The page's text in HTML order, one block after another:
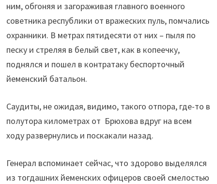
ним, обгоняя и загораживая главного военного
советника республики от вражеских пуль, помчались
охранники. В метрах пятидесяти от них – пыля по
песку и стреляя в белый свет, как в копеечку,
поднялся и пошел в контратаку беспорточный
йеменский батальон.
Саудиты, не ожидая, видимо, такого отпора, где-то в
полутора километрах от Брюхова вдруг на всем
ходу развернулись и поскакали назад.
Генерал вспоминает сейчас, что здорово выделялся
из тогдашних йеменских офицеров своей смелостью